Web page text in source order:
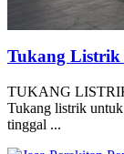
Tukang Listrik
TUKANG
Tukang listrik
tinggal ...